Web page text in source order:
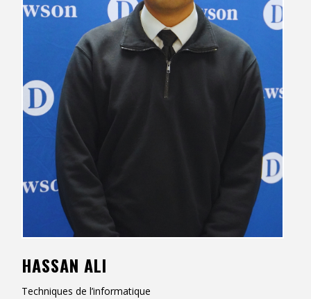
HASSAN ALI
Techniques de l’informatique
Contact
Informations
Outils
Liens